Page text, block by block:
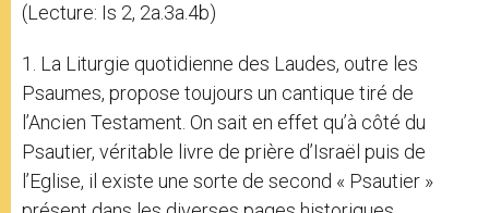
(Lecture: Is 2, 2a.3a.4b)
1. La Liturgie quotidienne des Laudes, outre les
Psaumes, propose toujours un cantique tiré de
l’Ancien Testament. On sait en effet qu’à côté du
Psautier, véritable livre de prière d’Israël puis de
l’Eglise, il existe une sorte de second « Psautier »